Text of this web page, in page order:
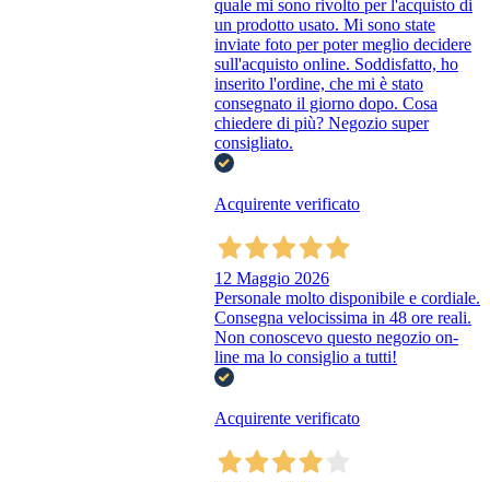
quale mi sono rivolto per l'acquisto di
un prodotto usato. Mi sono state
inviate foto per poter meglio decidere
sull'acquisto online. Soddisfatto, ho
inserito l'ordine, che mi è stato
consegnato il giorno dopo. Cosa
chiedere di più? Negozio super
consigliato.
Acquirente verificato
12 Maggio 2026
Personale molto disponibile e cordiale.
Consegna velocissima in 48 ore reali.
Non conoscevo questo negozio on-
line ma lo consiglio a tutti!
Acquirente verificato